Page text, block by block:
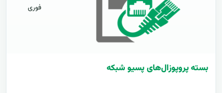
فوری
بسته پروپوزال‌های پسیو شبکه